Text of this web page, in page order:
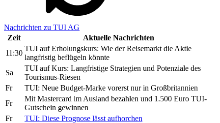
Nachrichten zu TUI AG
Zeit
Aktuelle Nachrichten
11:30
TUI auf Erholungskurs: Wie der Reisemarkt die Aktie
langfristig beflügeln könnte
Sa
TUI auf Kurs: Langfristige Strategien und Potenziale des
Tourismus-Riesen
Fr
TUI: Neue Budget-Marke vorerst nur in Großbritannien
Fr
Mit Mastercard im Ausland bezahlen und 1.500 Euro TUI-
Gutschein gewinnen
Fr
TUI: Diese Prognose lässt aufhorchen